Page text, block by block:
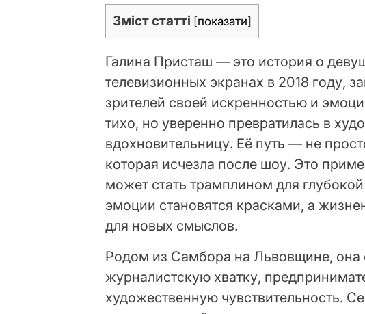
Зміст статті [показати]
Галина Присташ — это история о
телевизионных экранах в 2018 году,
зрителей своей искренностью и
тихо, но уверенно превратилась в
вдохновительницу. Её путь — не
которая исчезла после шоу. Это
может стать трамплином для
эмоции становятся красками, а
для новых смыслов.
Родом из Самбора на Львовщине, она
журналистскую хватку,
художественную чувствительность.